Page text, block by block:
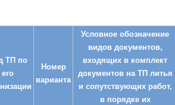
ТП по
его
Номер
варианта
Условное обозначение
видов документов,
входящих в комплект
документов на ТП литья
и сопутствующих работ,
в порядке их